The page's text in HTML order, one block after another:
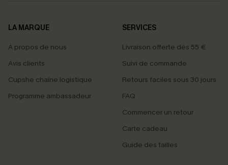
LA MARQUE
À propos de nous
Avis clients
Cupshe chaîne logistique
Programme ambassadeur
SERVICES
Livraison offerte dès 55 €
Suivi de commande
Retours faciles sous 30 jours
FAQ
Commencer un retour
Carte cadeau
Guide des tailles